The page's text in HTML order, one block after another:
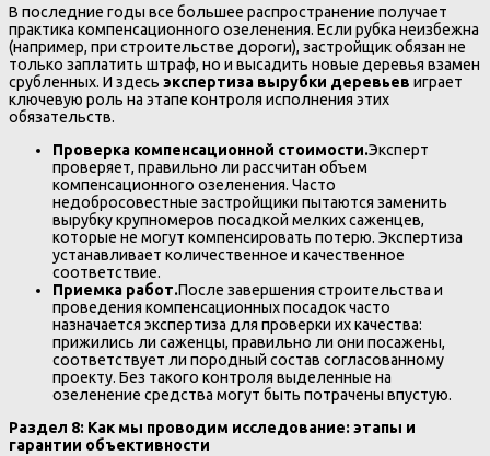
В последние годы все большее распространение получает
практика компенсационного озеленения. Если рубка неизбежна
(например, при строительстве дороги), застройщик обязан не
только заплатить штраф, но и высадить новые деревья взамен
срубленных. И здесь экспертиза вырубки деревьев играет
ключевую роль на этапе контроля исполнения этих
обязательств.
Проверка компенсационной стоимости.Эксперт
проверяет, правильно ли рассчитан объем
компенсационного озеленения. Часто
недобросовестные застройщики пытаются заменить
вырубку крупномеров посадкой мелких саженцев,
которые не могут компенсировать потерю. Экспертиза
устанавливает количественное и качественное
соответствие.
Приемка работ.После завершения строительства и
проведения компенсационных посадок часто
назначается экспертиза для проверки их качества:
прижились ли саженцы, правильно ли они посажены,
соответствует ли породный состав согласованному
проекту. Без такого контроля выделенные на
озеленение средства могут быть потрачены впустую.
Раздел 8: Как мы проводим исследование: этапы и
гарантии объективности